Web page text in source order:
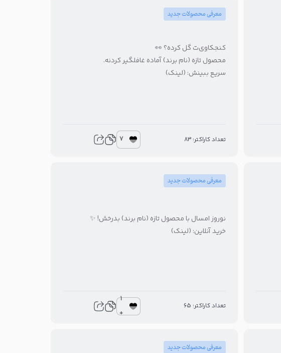
معرفی محصولات جدید
کنجکاوی‌ت گل کرده؟ 👀
محصول تازه (نام برند) آماده غافلگیر کردنه.
سریع ببینش: (لینک)
تعداد کاراکتر: 83 7
معرفی محصولات جدید
نوروز امسال با محصول تازه (نام برند) بدرخش! ✨
خرید آنلاین: (لینک)
تعداد کاراکتر: 65
1
+
معرفی محصولات جدید